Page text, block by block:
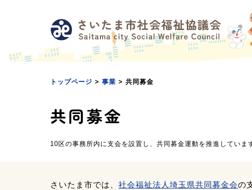
動
動
トップページ > 事業 > 共同募金
共同募金
10区の事務所内に支会を設置し、共同募金運動を推進していま
さいたま市では、 社会福祉法人埼玉県共同募金会の